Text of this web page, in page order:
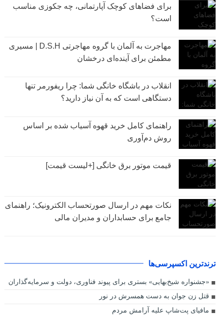
برای فضاهای کوچک آپارتمانی، چه جکوزی مناسب
است؟
مهاجرت به آلمان با گروه مهاجرتی D.S.H | مسیری
مطمئن برای آینده‌ای درخشان
انقلاب در باشگاه خانگی شما: چرا ریفورمر تنها
دستگاهی است که به آن نیاز دارید؟
راهنمای کامل خرید قهوه آسیاب شده بر اساس
روش دم‌آوری
قیمت موتور برق خانگی [+لیست قیمت]
نکات مهم در ارسال صورتحساب الکترونیک؛ راهنمای
جامع برای حسابداران و مدیران مالی
ترندترین اکسپرسی‌ها
«جشنواره شیخ‌بهایی» بستری برای پیوند فناوری، دولت و سرمایه‌گذاران
قتل زن جوان به دست همسرش در نور
مافیای پت‌شاپ علیه آرامش مردم